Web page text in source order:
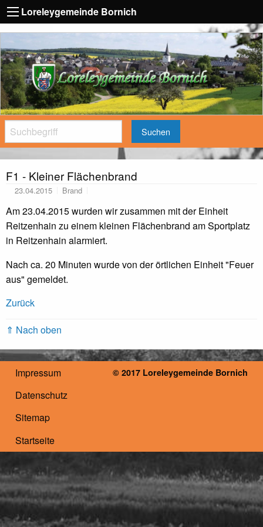
Loreleygemeinde Bornich
Suchen
F1 - Kleiner Flächenbrand
23.04.2015 Brand
Am 23.04.2015 wurden wir zusammen mit der Einheit
Reitzenhain zu einem kleinen Flächenbrand am Sportplatz
in Reitzenhain alarmiert.
Nach ca. 20 Minuten wurde von der örtlichen Einheit "Feuer
aus" gemeldet.
Zurück
⇑ Nach oben
Impressum
Datenschutz
Sitemap
Startseite
© 2017 Loreleygemeinde Bornich